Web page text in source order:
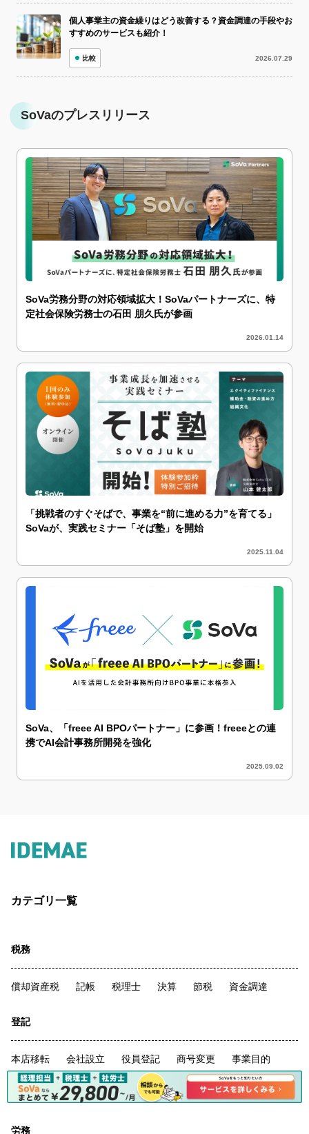
個人事業主の資金繰りはどう改善する？資金調達の手段やお
すすめのサービスも紹介！
比較 2026.07.29
SoVaのプレスリリース
SoVa労務分野の対応領域拡大！SoVaパートナーズに、特
定社会保険労務士の石田 朋久氏が参画
2026.01.14
「挑戦者のすぐそばで、事業を“前に進める力”を育てる」
SoVaが、実践セミナー「そば塾」を開始
2025.11.04
SoVa、「freee AI BPOパートナー」に参画！freeeとの連
携でAI会計事務所開発を強化
2025.09.02
カテゴリ一覧
税務
償却資産税 記帳 税理士 決算 節税 資金調達
登記
本店移転 会社設立 役員登記 商号変更 事業目的
融資 マイクロ法人
労務